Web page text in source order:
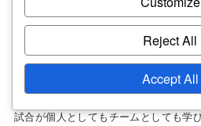
省 多くの選手は、自分の個々のパフ
を表現しました。ある選手は、自分
間を強調し、他の選手は改善が必要な
あるフォワードは、チャンスを逃し
作るためのチームワークの重要性を
貫性の必要性を強調し、高いパフォー
が今後の試合にとって重要であると
試合が個人としてもチームとしても学
Reject All
Accept All